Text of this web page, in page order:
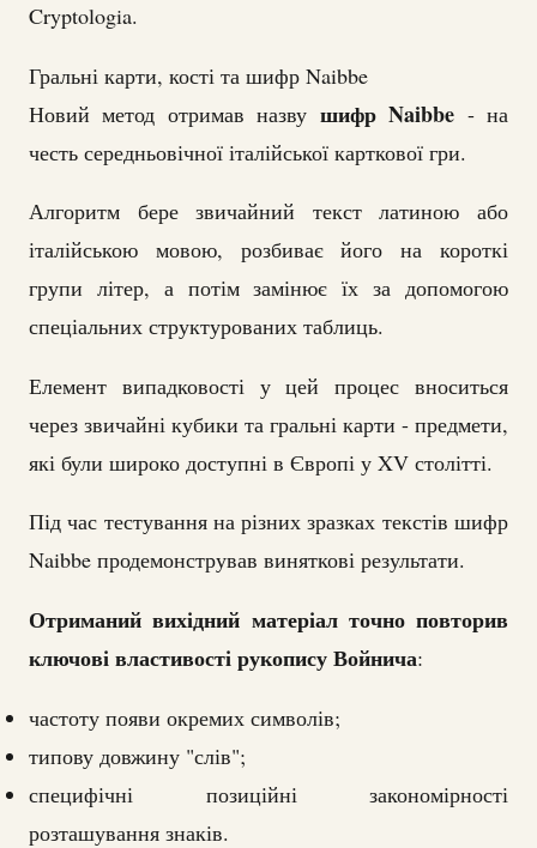
Cryptologia.
Гральні карти, кості та шифр Naibbe
Новий метод отримав назву шифр Naibbe - на
честь середньовічної італійської карткової гри.
Алгоритм бере звичайний текст латиною або
італійською мовою, розбиває його на короткі
групи літер, а потім замінює їх за допомогою
спеціальних структурованих таблиць.
Елемент випадковості у цей процес вноситься
через звичайні кубики та гральні карти - предмети,
які були широко доступні в Європі у XV столітті.
Під час тестування на різних зразках текстів шифр
Naibbe продемонстрував виняткові результати.
Отриманий вихідний матеріал точно повторив
ключові властивості рукопису Войнича:
частоту появи окремих символів;
типову довжину "слів";
специфічні позиційні закономірності
розташування знаків.